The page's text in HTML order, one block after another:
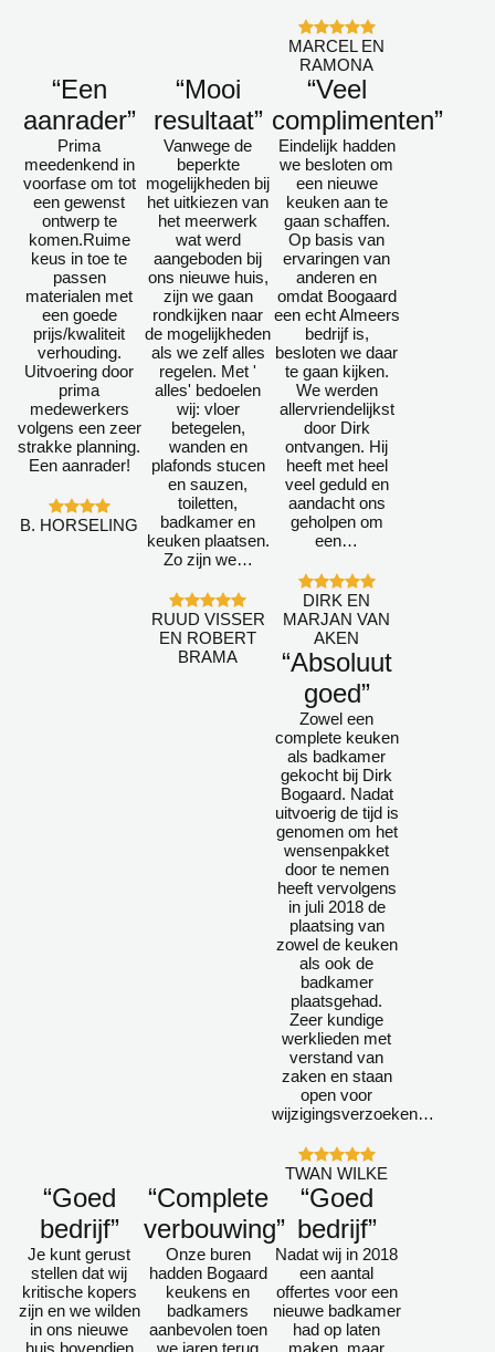
MARCEL EN
RAMONA
“Een
aanrader”
Prima
meedenkend in
voorfase om tot
een gewenst
ontwerp te
komen.Ruime
keus in toe te
passen
materialen met
een goede
prijs/kwaliteit
verhouding.
Uitvoering door
prima
medewerkers
volgens een zeer
strakke planning.
Een aanrader!
B. HORSELING
“Mooi
resultaat”
Vanwege de
beperkte
mogelijkheden bij
het uitkiezen van
het meerwerk
wat werd
aangeboden bij
ons nieuwe huis,
zijn we gaan
rondkijken naar
de mogelijkheden
als we zelf alles
regelen. Met '
alles' bedoelen
wij: vloer
betegelen,
wanden en
plafonds stucen
en sauzen,
toiletten,
badkamer en
keuken plaatsen.
Zo zijn we…
RUUD VISSER
EN ROBERT
BRAMA
“Veel
complimenten”
Eindelijk hadden
we besloten om
een nieuwe
keuken aan te
gaan schaffen.
Op basis van
ervaringen van
anderen en
omdat Boogaard
een echt Almeers
bedrijf is,
besloten we daar
te gaan kijken.
We werden
allervriendelijkst
door Dirk
ontvangen. Hij
heeft met heel
veel geduld en
aandacht ons
geholpen om
een…
DIRK EN
MARJAN VAN
AKEN
“Absoluut
goed”
Zowel een
complete keuken
als badkamer
gekocht bij Dirk
Bogaard. Nadat
uitvoerig de tijd is
genomen om het
wensenpakket
door te nemen
heeft vervolgens
in juli 2018 de
plaatsing van
zowel de keuken
als ook de
badkamer
plaatsgehad.
Zeer kundige
werklieden met
verstand van
zaken en staan
open voor
wijzigingsverzoeken…
TWAN WILKE
“Goed
bedrijf”
Je kunt gerust
stellen dat wij
kritische kopers
zijn en we wilden
in ons nieuwe
huis bovendien
“Complete
verbouwing”
Onze buren
hadden Bogaard
keukens en
badkamers
aanbevolen toen
we jaren terug
“Goed
bedrijf”
Nadat wij in 2018
een aantal
offertes voor een
nieuwe badkamer
had op laten
maken, maar